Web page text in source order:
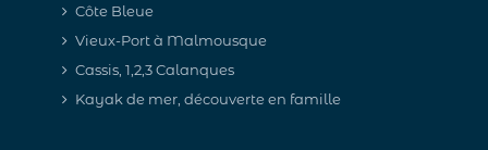
Côte Bleue
Vieux-Port à Malmousque
Cassis, 1,2,3 Calanques
Kayak de mer, découverte en famille